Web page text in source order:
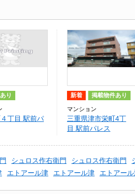
り
丁目 駅前パ
新着 掲載物件あり
マンション
三重県津市栄町4丁
目 駅前パレス
シュロス作右衛門 シュロス作右衛門
エトアール津 エトアール津 エトアー